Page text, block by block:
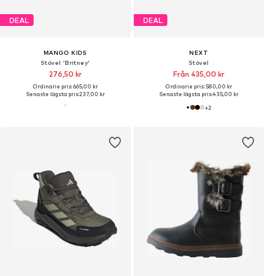
DEAL
MANGO KIDS
Stövel 'Britney'
276,50 kr
Ordinarie pris: 665,00 kr
Senaste lägsta pris:237,00 kr
DEAL
NEXT
Stövel
Från 435,00 kr
Ordinarie pris: 580,00 kr
Senaste lägsta pris:435,00 kr
+2